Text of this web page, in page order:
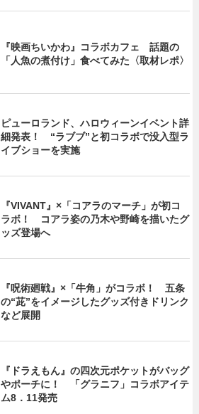
『映画ちいかわ』コラボカフェ 話題の
「人魚の煮付け」食べてみた〈取材レポ〉
ピューロランド、ハロウィーンイベント詳
細発表！ “ラブブ”と初コラボで没入型ラ
イブショーを実施
『VIVANT』×「コアラのマーチ」が初コ
ラボ！ コアラ姿の乃木や野崎を描いたグ
ッズ登場へ
『呪術廻戦』×「牛角」がコラボ！ 五条
の“茈”をイメージしたグッズ付きドリンク
など展開
『ドラえもん』の四次元ポケットがバッグ
やポーチに！ 「グラニフ」コラボアイテ
ム8．11発売